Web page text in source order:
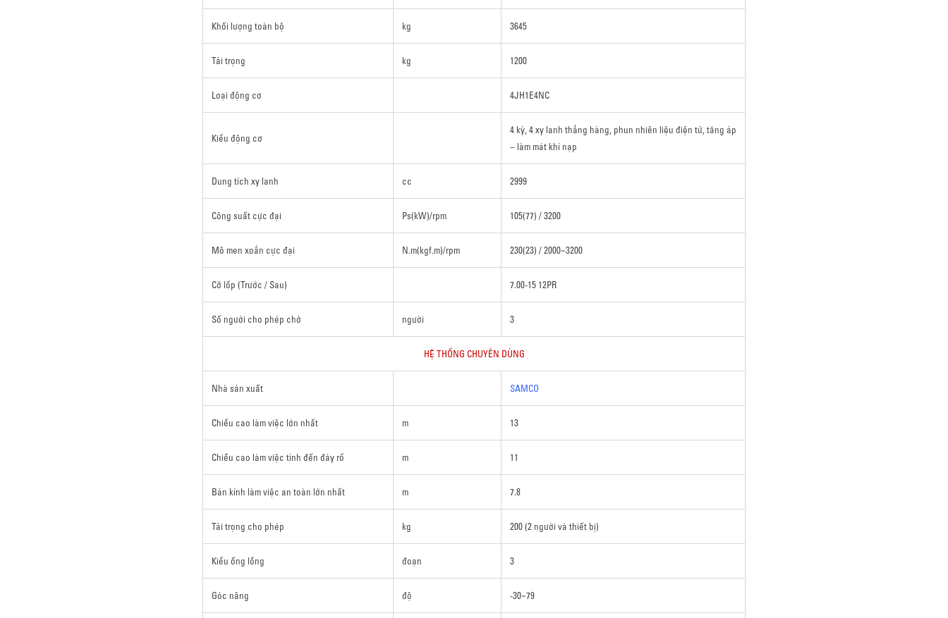
Khối lượng toàn bộ kg 3645
Tải trọng kg 1200
Loại động cơ 4JH1E4NC
Kiểu động cơ
4 kỳ, 4 xy lanh thẳng hàng, phun nhiên liệu điện tử, tăng áp
– làm mát khí nạp
Dung tích xy lanh cc 2999
Công suất cực đại Ps(kW)/rpm 105(77) / 3200
Mô men xoắn cực đại N.m(kgf.m)/rpm 230(23) / 2000~3200
Cỡ lốp (Trước / Sau) 7.00-15 12PR
Số người cho phép chở người 3
HỆ THỐNG CHUYÊN DÙNG
Nhà sản xuất SAMCO
Chiều cao làm việc lớn nhất m 13
Chiều cao làm việc tính đến đáy rổ m 11
Bán kính làm việc an toàn lớn nhất m 7.8
Tải trọng cho phép kg 200 (2 người và thiết bị)
Kiểu ống lồng đoạn 3
Góc nâng độ -30~79